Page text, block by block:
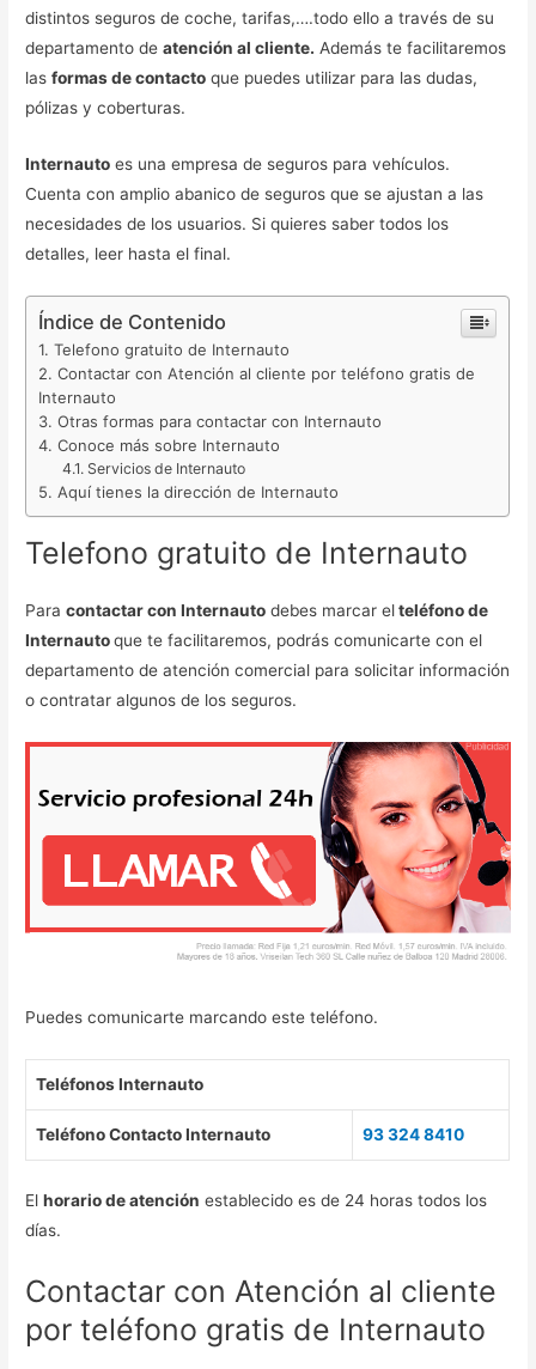
distintos seguros de coche, tarifas,….todo ello a través de su
departamento deatención al cliente. Además te facilitaremos
lasformas de contacto que puedes utilizar para las dudas,
pólizas y coberturas.
Internauto es una empresa de seguros para vehículos.
Cuenta con amplio abanico de seguros que se ajustan a las
necesidades de los usuarios. Si quieres saber todos los
detalles, leer hasta el final.
Índice de Contenido
Telefono gratuito de Internauto
Contactar con Atención al cliente por teléfono gratis de
Internauto
Otras formas para contactar con Internauto
Conoce más sobre Internauto
Servicios de Internauto
Aquí tienes la dirección de Internauto
Telefono gratuito de Internauto
Paracontactar con Internauto debes marcar elteléfono de
Internautoque te facilitaremos, podrás comunicarte con el
departamento de atención comercial para solicitar información
o contratar algunos de los seguros.
Puedes comunicarte marcando este teléfono.
Teléfonos Internauto
Teléfono Contacto Internauto 93 324 8410
Elhorario de atención establecido es de 24 horas todos los
días.
Contactar con Atención al cliente
por teléfono gratis de Internauto